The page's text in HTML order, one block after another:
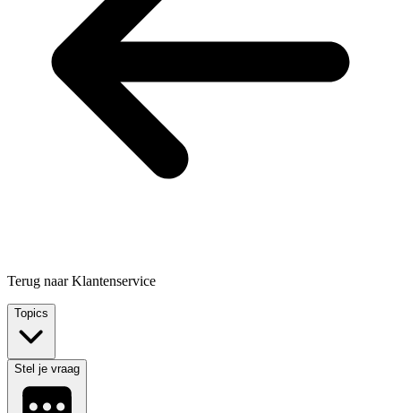
Terug naar Klantenservice
Topics
Stel je vraag